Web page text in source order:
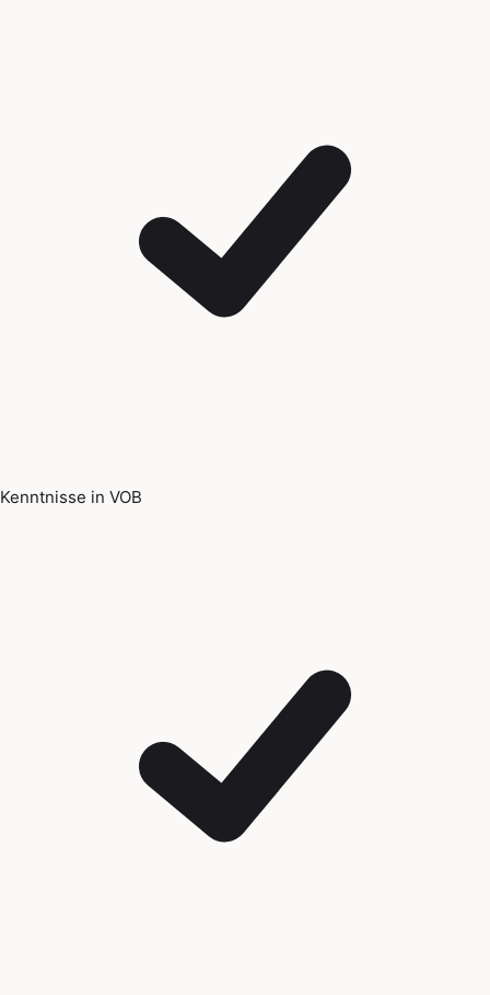
Kenntnisse in VOB